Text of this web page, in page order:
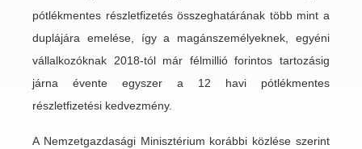
pótlékmentes részletfizetés összeghatárának több mint a
duplájára emelése, így a magánszemélyeknek, egyéni
vállalkozóknak 2018-tól már félmillió forintos tartozásig
járna évente egyszer a 12 havi pótlékmentes
részletfizetési kedvezmény.
A Nemzetgazdasági Minisztérium korábbi közlése szerint